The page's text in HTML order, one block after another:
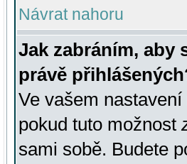
Návrat nahoru
Jak zabráním, aby
právě
Ve vašem
pokud tuto možnost
sami sobě. Budete